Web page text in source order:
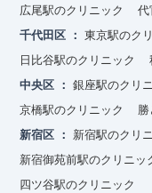
広尾駅のクリニック
代
千代田区
東京駅のク
日比谷駅のクリニック
中央区
銀座駅のクリ
京橋駅のクリニック
新宿区
新宿駅のクリ
新宿御苑前駅のクリニッ
四ツ谷駅のクリニック